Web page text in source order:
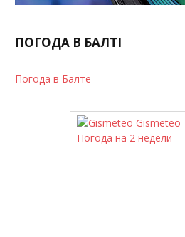
ПОГОДА В БАЛТІ
Погода в Балте
Gismeteo
Погода на 2 недели